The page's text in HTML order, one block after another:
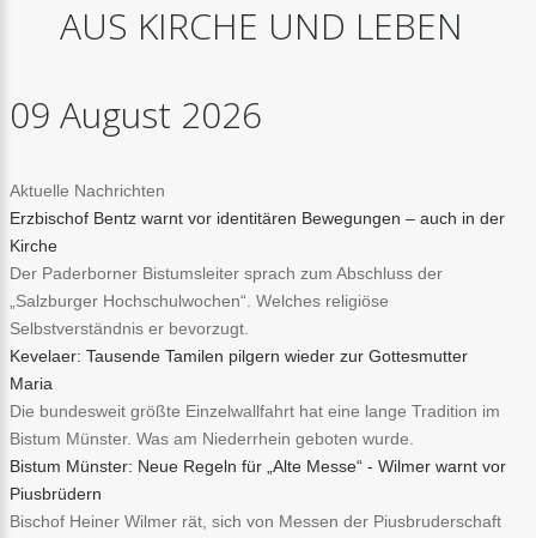
AUS KIRCHE UND LEBEN
09 August 2026
Aktuelle Nachrichten
Erzbischof Bentz warnt vor identitären Bewegungen – auch in der
Kirche
Der Paderborner Bistumsleiter sprach zum Abschluss der
„Salzburger Hochschulwochen“. Welches religiöse
Selbstverständnis er bevorzugt.
Kevelaer: Tausende Tamilen pilgern wieder zur Gottesmutter
Maria
Die bundesweit größte Einzelwallfahrt hat eine lange Tradition im
Bistum Münster. Was am Niederrhein geboten wurde.
Bistum Münster: Neue Regeln für „Alte Messe“ - Wilmer warnt vor
Piusbrüdern
Bischof Heiner Wilmer rät, sich von Messen der Piusbruderschaft